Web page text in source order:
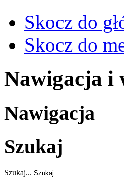
Skocz do
Skocz do
Nawigacja i
Nawigacja
Szukaj
Szukaj...